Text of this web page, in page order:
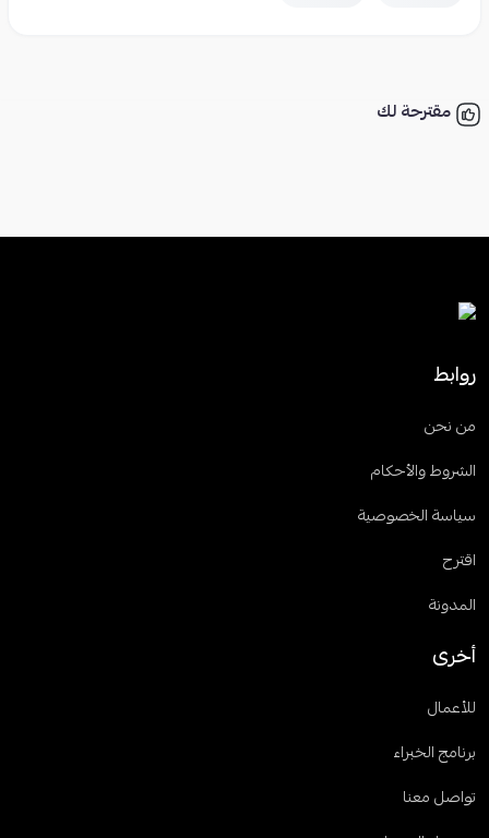
مقترحة لك
روابط
من نحن
الشروط والأحكام
سياسة الخصوصية
اقترح
المدونة
أخرى
للأعمال
برنامج الخبراء
تواصل معنا